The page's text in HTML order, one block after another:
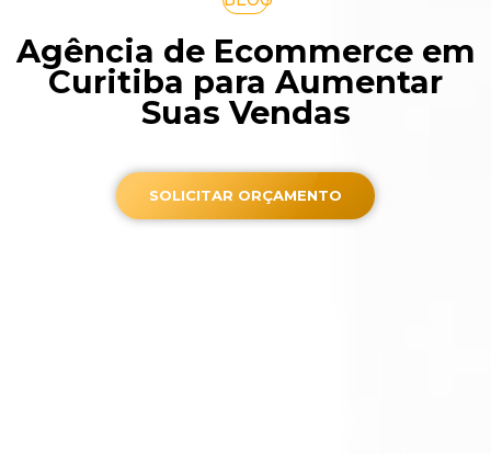
Agência de Ecommerce em
Curitiba para Aumentar
Suas Vendas
SOLICITAR ORÇAMENTO